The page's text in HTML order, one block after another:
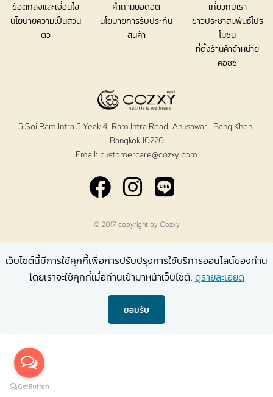
ข้อตกลงและเงื่อนไข
นโยบายความเป็นส่วน
ตัว
คำถามยอดฮิต
นโยบายการรับประกัน
สินค้า
เกี่ยวกับเรา
ข่าวประชาสัมพันธ์โปร
โมชั่น
ที่ตั้งร้านค้าจำหน่าย
คอซซี่
5 Soi Ram Intra 5 Yeak 4, Ram Intra Road, Anusawari, Bang Khen,
Bangkok 10220
Email: customercare@cozxy.com
© 2017 copyright byCozxy
เว็บไซต์นี้มีการใช้คุกกี้เพื่อการปรับปรุงการใช้บริการออนไลน์ของท่าน
โดยเราจะใช้คุกกี้เมื่อท่านเข้ามาหน้าเว็บไซต์. ดูรายละเอียด
ยอมรับ